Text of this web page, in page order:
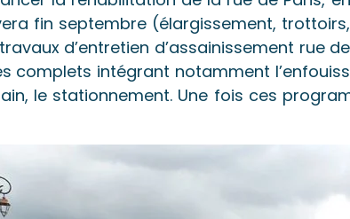
fin septembre (élargissement,
d’entretien d’assainissement rue
complets intégrant notamment
le stationnement. Une fois ces